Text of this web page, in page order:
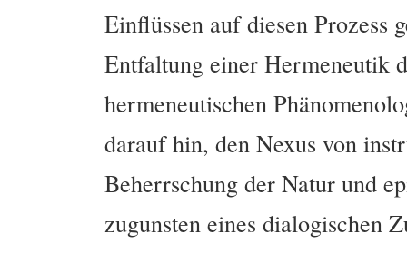
Einflüssen auf diesen Prozess
Entfaltung einer Hermeneutik
hermeneutischen
darauf hin, den Nexus von
Beherrschung der Natur und
zugunsten eines dialogischen